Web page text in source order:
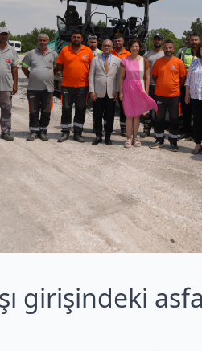
girişindeki